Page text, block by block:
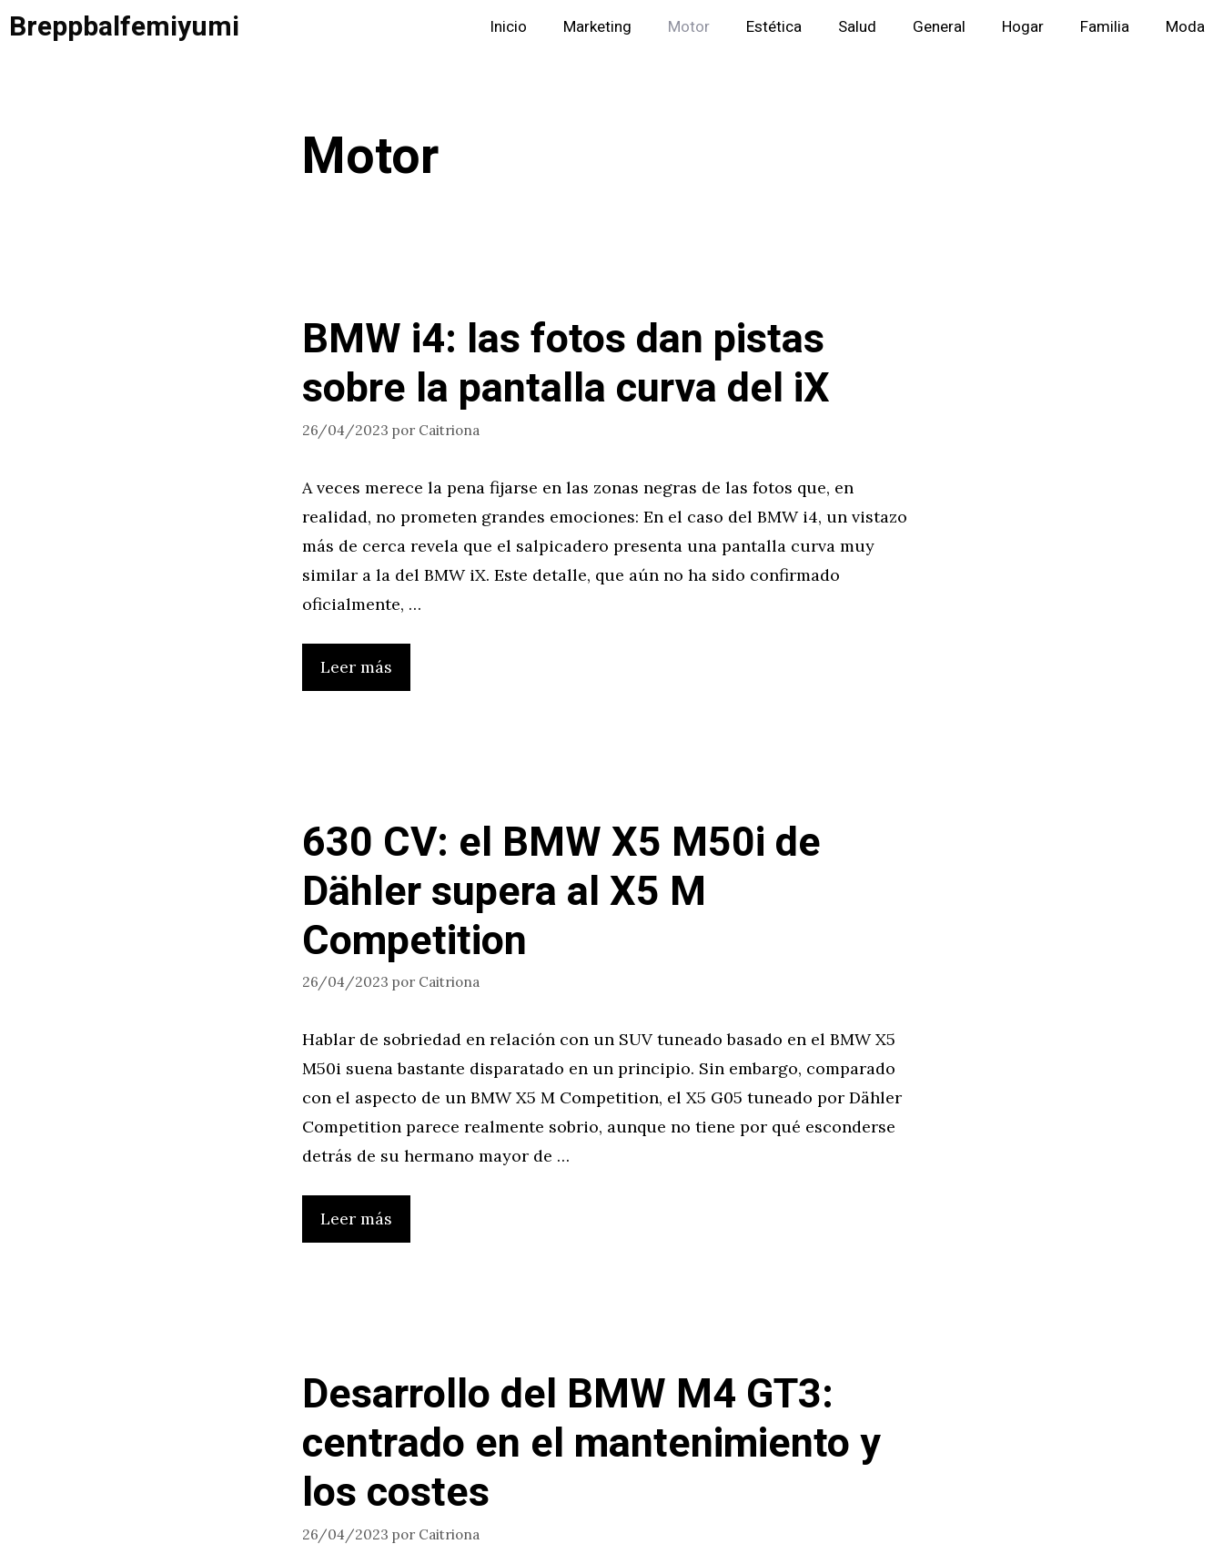
Saltar
alBreppbalfemiyumi Inicio Marketing Motor Estética Salud General Hogar Familia Moda
Motor
BMW i4: las fotos dan pistas
sobre la pantalla curva del iX
26/04/2023 por Caitriona
A veces merece la pena fijarse en las zonas negras de las fotos que, en
realidad, no prometen grandes emociones: En el caso del BMW i4, un vistazo
más de cerca revela que el salpicadero presenta una pantalla curva muy
similar a la del BMW iX. Este detalle, que aún no ha sido confirmado
oficialmente, …
Leer más
630 CV: el BMW X5 M50i de
Dähler supera al X5 M
Competition
26/04/2023 por Caitriona
Hablar de sobriedad en relación con un SUV tuneado basado en el BMW X5
M50i suena bastante disparatado en un principio. Sin embargo, comparado
con el aspecto de un BMW X5 M Competition, el X5 G05 tuneado por Dähler
Competition parece realmente sobrio, aunque no tiene por qué esconderse
detrás de su hermano mayor de …
Leer más
Desarrollo del BMW M4 GT3:
centrado en el mantenimiento y
los costes
26/04/2023 por Caitriona